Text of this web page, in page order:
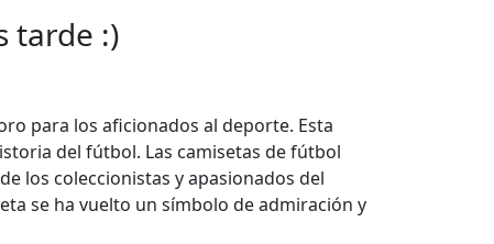
tarde :)
para los aficionados al deporte. Esta
del fútbol. Las camisetas de fútbol
los coleccionistas y apasionados del
se ha vuelto un símbolo de admiración y